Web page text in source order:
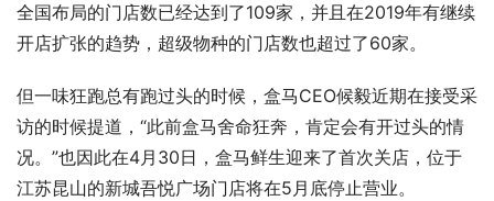
全国布局的门店数已经达到了109家，并且在2019年有继续
开店扩张的趋势，超级物种的门店数也超过了60家。
但一味狂跑总有跑过头的时候，盒马CEO候毅近期在接受采
访的时候提道，“此前盒马舍命狂奔，肯定会有开过头的情
况。”也因此在4月30日，盒马鲜生迎来了首次关店，位于
江苏昆山的新城吾悦广场门店将在5月底停止营业。